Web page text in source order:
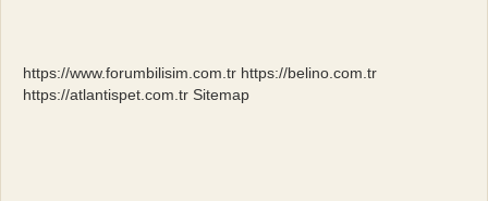
https://www.forumbilisim.com.tr https://belino.com.tr
https://atlantispet.com.tr Sitemap